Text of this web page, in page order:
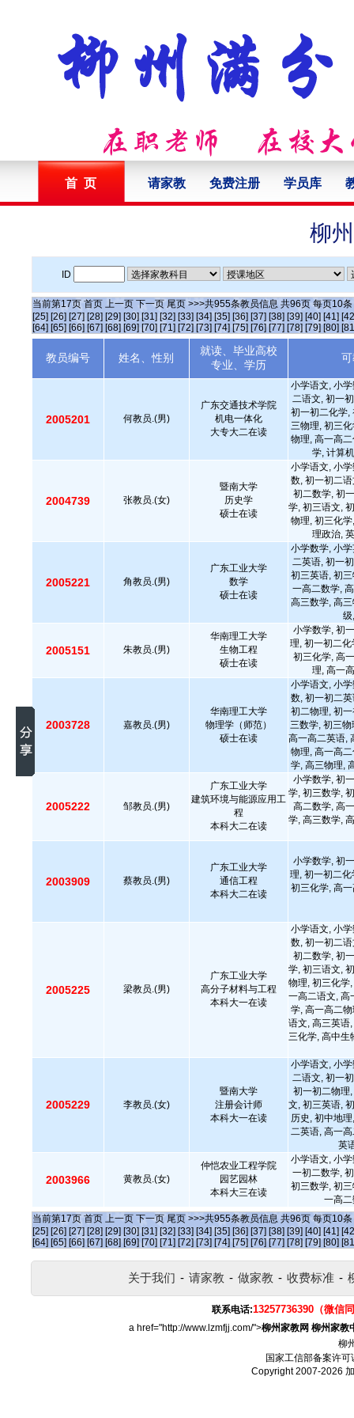
首 页 请家教 免费注册 学员库
柳
ID
当前第17页 首页 上一页 下一页 尾页 >>>共955条教员信息 共96页 每页10条
[25] [26] [27] [28] [29] [30] [31] [32] [33] [34] [35] [36] [37] [38] [39] [40] [41]
[64] [65] [66] [67] [68] [69] [70] [71] [72] [73] [74] [75] [76] [77] [78] [79] [80]
教员编号 姓名、性别
就读、毕业高校
专业、学历
2005201 何教员.(男)
广东交通技术学院
机电一体化
大专大二在读
小学语文, 小
二语文, 初一
初一初二化学,
三物理, 初三
物理, 高一高
学, 计算
2004739 张教员.(女)
暨南大学
历史学
硕士在读
小学语文, 小
数, 初一初二
初二数学, 初
学, 初三语文,
物理, 初三化
理政治,
2005221 角教员.(男)
广东工业大学
数学
硕士在读
小学数学, 小
二英语, 初一
初三英语, 初
一高二数学,
高三数学, 高
2005151 朱教员.(男)
华南理工大学
生物工程
硕士在读
小学数学, 初
理, 初一初二
初三化学, 高
理, 高一
2003728 嘉教员.(男)
华南理工大学
物理学（师范）
硕士在读
小学语文, 小
数, 初一初二
初二物理, 初
三数学, 初三
高一高二英语,
物理, 高一高
学, 高三物理,
2005222 邹教员.(男)
广东工业大学
建筑环境与能源应用工
程
本科大二在读
小学数学, 初
学, 初三数学,
高二数学, 高
学, 高三数学,
2003909 蔡教员.(男)
广东工业大学
通信工程
本科大二在读
小学数学, 初
理, 初一初二
初三化学, 高
2005225 梁教员.(男)
广东工业大学
高分子材料与工程
本科大一在读
小学语文, 小
数, 初一初二
初二数学, 初
学, 初三语文,
物理, 初三化学
一高二语文, 高
学, 高一高二
语文, 高三英语
三化学, 高中生
2005229 李教员.(女)
暨南大学
注册会计师
本科大一在读
小学语文, 小
二语文, 初一
初一初二物理
文, 初三英语,
历史, 初中地
二英语, 高一
英
2003966 黄教员.(女)
仲恺农业工程学院
园艺园林
本科大三在读
小学语文, 小
一初二数学,
初三数学, 初
一高
当前第17页 首页 上一页 下一页 尾页 >>>共955条教员信息 共96页 每页10条
[25] [26] [27] [28] [29] [30] [31] [32] [33] [34] [35] [36] [37] [38] [39] [40] [41]
[64] [65] [66] [67] [68] [69] [70] [71] [72] [73] [74] [75] [76] [77] [78] [79] [80]
关于我们 - 请家教 - 做家教 - 收费标准 -
联系电话:13257736390（微信
a href="http://www.lzmfjj.com/">柳州家教网 柳州家教
柳
国家工信部备案许可
Copyright 2007-2026